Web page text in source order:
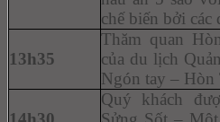
chế biến bởi các
13h35
Thăm quan
của du lịch
Ngón tay – Hòn
Quý khách